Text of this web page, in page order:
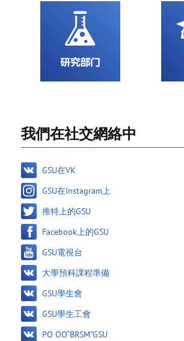
我們在社交網絡中
GSU在VK
GSU在Instagram上
推特上的GSU
Facebook上的GSU
GSU電視台
大學預科課程準備
GSU學生會
GSU學生工會
PO OO“BRSM”GSU